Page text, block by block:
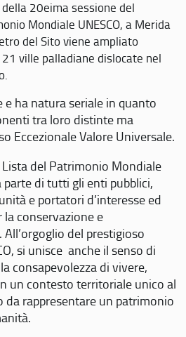
20eima sessione del
Mondiale UNESCO, a Merida
del Sito viene ampliato
ville palladiane dislocate nel
e ha natura seriale in quanto
tra loro distinte ma
Eccezionale Valore Universale.
del Patrimonio Mondiale
parte di tutti gli enti pubblici,
e portatori d’interesse ed
conservazione e
del prestigioso
si unisce anche il senso di
consapevolezza di vivere,
un contesto territoriale unico al
rappresentare un patrimonio